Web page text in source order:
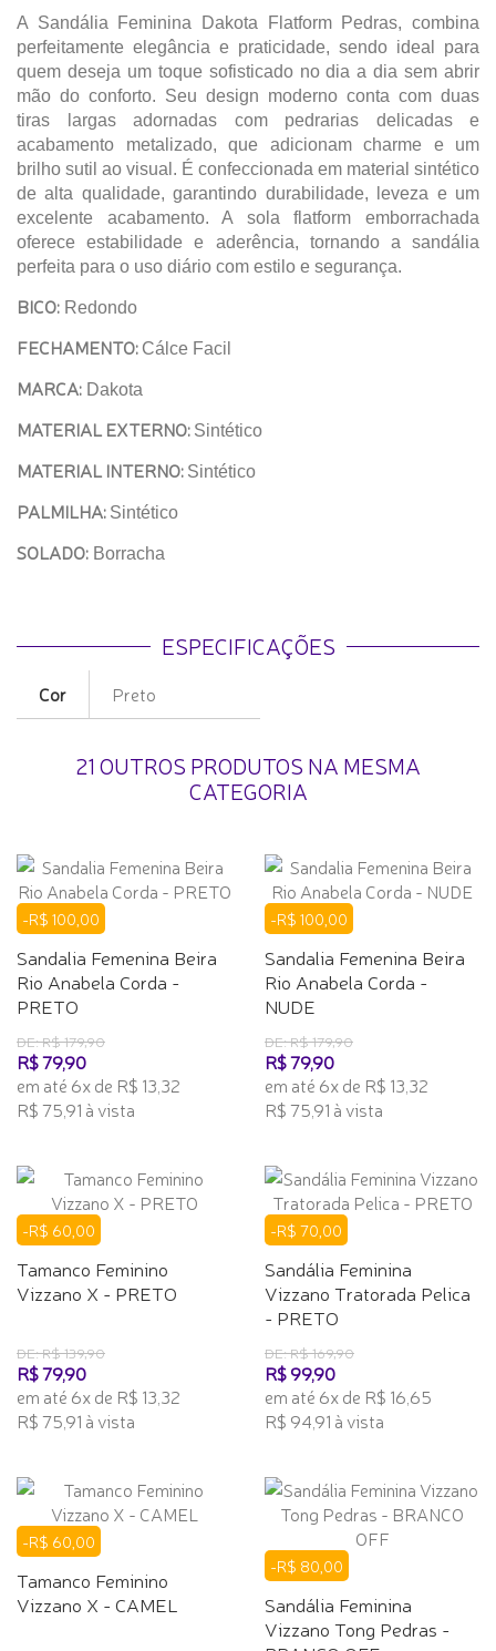
A Sandália Feminina Dakota Flatform Pedras, combina
perfeitamente elegância e praticidade, sendo ideal para
quem deseja um toque sofisticado no dia a dia sem abrir
mão do conforto. Seu design moderno conta com duas
tiras largas adornadas com pedrarias delicadas e
acabamento metalizado, que adicionam charme e um
brilho sutil ao visual. É confeccionada em material sintético
de alta qualidade, garantindo durabilidade, leveza e um
excelente acabamento. A sola flatform emborrachada
oferece estabilidade e aderência, tornando a sandália
perfeita para o uso diário com estilo e segurança.
BICO: Redondo
FECHAMENTO: Cálce Facil
MARCA: Dakota
MATERIAL EXTERNO: Sintético
MATERIAL INTERNO: Sintético
PALMILHA: Sintético
SOLADO: Borracha
ESPECIFICAÇÕES
Cor Preto
21 OUTROS PRODUTOS NA MESMA
CATEGORIA
-R$ 100,00
Sandalia Femenina Beira
Rio Anabela Corda -
PRETO
DE: R$ 179,90
R$ 79,90
em até 6x de R$ 13,32
R$ 75,91 à vista
-R$ 100,00
Sandalia Femenina Beira
Rio Anabela Corda -
NUDE
DE: R$ 179,90
R$ 79,90
em até 6x de R$ 13,32
R$ 75,91 à vista
-R$ 60,00
Tamanco Feminino
Vizzano X - PRETO
DE: R$ 139,90
R$ 79,90
em até 6x de R$ 13,32
R$ 75,91 à vista
-R$ 70,00
Sandália Feminina
Vizzano Tratorada Pelica
- PRETO
DE: R$ 169,90
R$ 99,90
em até 6x de R$ 16,65
R$ 94,91 à vista
-R$ 60,00
Tamanco Feminino
Vizzano X - CAMEL
-R$ 80,00
Sandália Feminina
Vizzano Tong Pedras -